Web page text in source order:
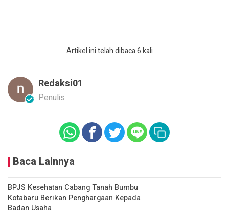
Artikel ini telah dibaca 6 kali
Redaksi01
Penulis
Baca Lainnya
BPJS Kesehatan Cabang Tanah Bumbu
Kotabaru Berikan Penghargaan Kepada
Badan Usaha